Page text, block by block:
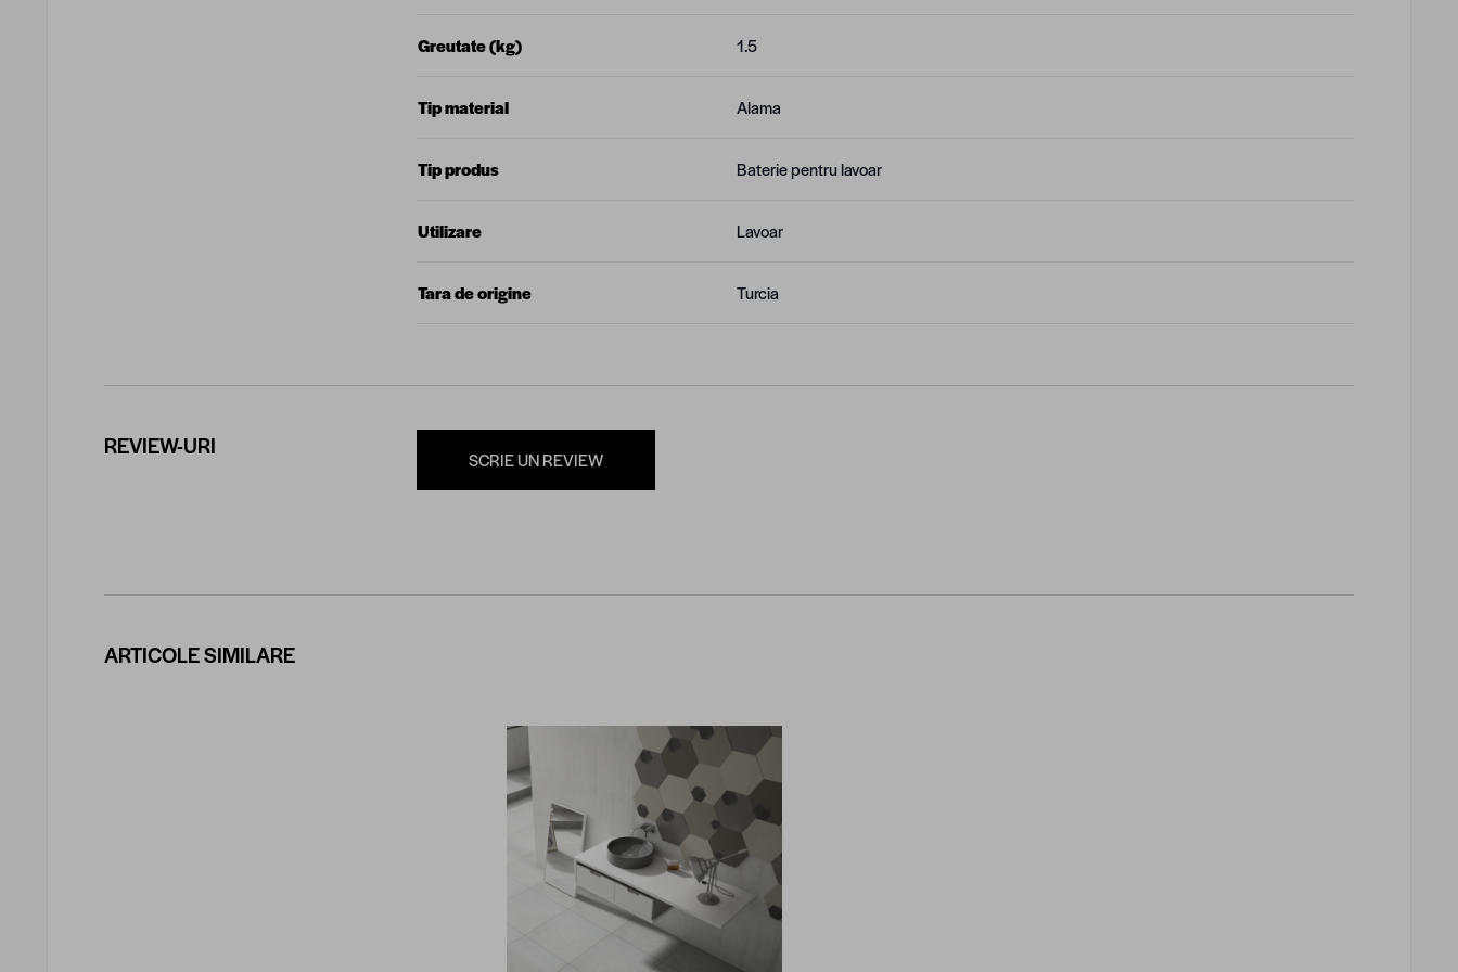
Greutate (kg) 1.5
Tip material Alama
Tip produs Baterie pentru lavoar
Utilizare Lavoar
Tara de origine Turcia
REVIEW-URI SCRIE UN REVIEW
ARTICOLE SIMILARE